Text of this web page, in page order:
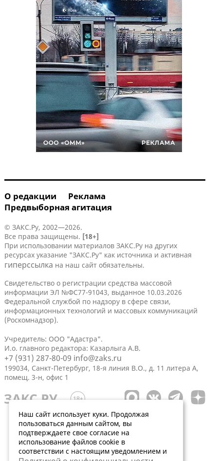
О редакции
Реклама
Предвыборная агитация
© ЗАКС.Ру, 2002—2026.
Все права защищены. [18+]
При использовании материалов ЗАКС.Ру на других
ресурсах указание "ЗАКС.Ру" как источника и активная
гиперссылка на наш сайт обязательны.
Свидетельство о регистрации средства массовой
информации ЭЛ №ФС77-91043, выданное 10.03.2026
Федеральной службой по надзору в сфере связи,
информационных технологий и массовых коммуникаций
(Роскомнадзор).
Учредитель: ООО "Адастра".
И.о. главного редактора: Казарлыга А.В.
+7 (931) 287-80-09 info@zaks.ru
199034, Санкт-Петербург, 18-я линия В.О., д. 11 литера А,
помещ. 3-н, офис 1
Наш сайт использует куки. Продолжая
пользоваться данным сайтом, вы
подтверждаете свое согласие на
использование файлов cookie в
соответствии с настоящим уведомлением и